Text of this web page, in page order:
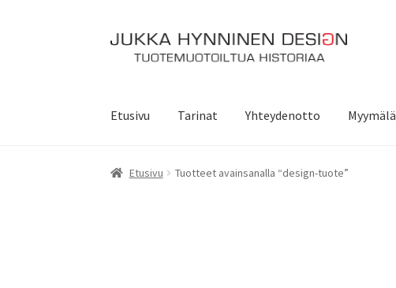
Siirry
navigointiin
Siirry
sisältöön
Etusivu Tarinat Yhteydenotto Myymälä
Etusivu Tuotteet avainsanalla “design-tuote”